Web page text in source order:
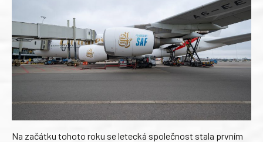
Na začátku tohoto roku se letecká společnost stala prvním